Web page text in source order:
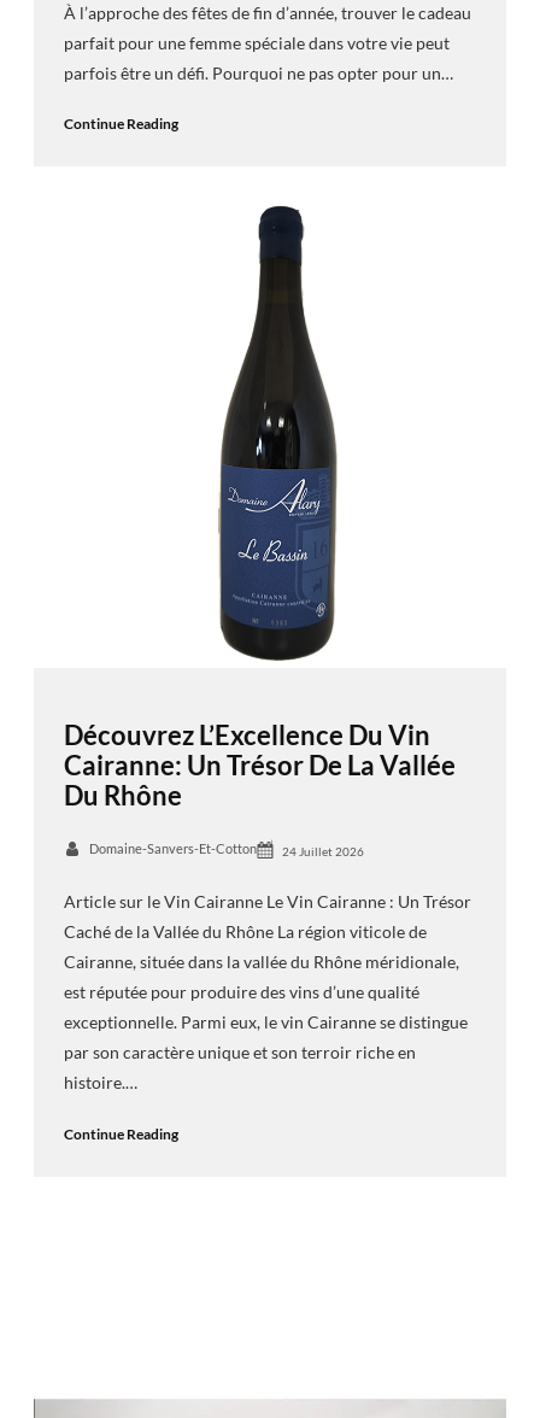
À l’approche des fêtes de fin d’année, trouver le cadeau
parfait pour une femme spéciale dans votre vie peut
parfois être un défi. Pourquoi ne pas opter pour un…
Continue Reading
Découvrez L’Excellence Du Vin
Cairanne: Un Trésor De La Vallée
Du Rhône
Domaine-Sanvers-Et-Cotton 24 Juillet 2026
Article sur le Vin Cairanne Le Vin Cairanne : Un Trésor
Caché de la Vallée du Rhône La région viticole de
Cairanne, située dans la vallée du Rhône méridionale,
est réputée pour produire des vins d’une qualité
exceptionnelle. Parmi eux, le vin Cairanne se distingue
par son caractère unique et son terroir riche en
histoire.…
Continue Reading